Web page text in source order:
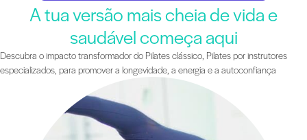
A tua versão mais cheia de vida e
saudável começa aqui
Descubra o impacto transformador do Pilates clássico, Pilates por instrutores
especializados, para promover a longevidade, a energia e a autoconfiança